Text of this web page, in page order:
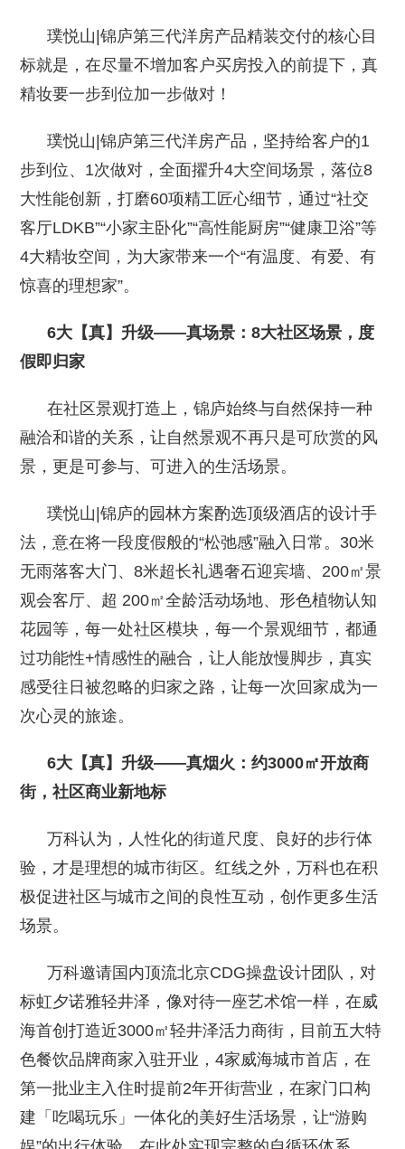
璞悦山|锦庐第三代洋房产品精装交付的核心目
标就是，在尽量不增加客户买房投入的前提下，真
精妆要一步到位加一步做对！
璞悦山|锦庐第三代洋房产品，坚持给客户的1
步到位、1次做对，全面擢升4大空间场景，落位8
大性能创新，打磨60项精工匠心细节，通过“社交
客厅LDKB”“小家主卧化”“高性能厨房”“健康卫浴”等
4大精妆空间，为大家带来一个“有温度、有爱、有
惊喜的理想家”。
6大【真】升级——真场景：8大社区场景，度
假即归家
在社区景观打造上，锦庐始终与自然保持一种
融洽和谐的关系，让自然景观不再只是可欣赏的风
景，更是可参与、可进入的生活场景。
璞悦山|锦庐的园林方案酌选顶级酒店的设计手
法，意在将一段度假般的“松弛感”融入日常。30米
无雨落客大门、8米超长礼遇奢石迎宾墙、200㎡景
观会客厅、超 200㎡全龄活动场地、形色植物认知
花园等，每一处社区模块，每一个景观细节，都通
过功能性+情感性的融合，让人能放慢脚步，真实
感受往日被忽略的归家之路，让每一次回家成为一
次心灵的旅途。
6大【真】升级——真烟火：约3000㎡开放商
街，社区商业新地标
万科认为，人性化的街道尺度、良好的步行体
验，才是理想的城市街区。红线之外，万科也在积
极促进社区与城市之间的良性互动，创作更多生活
场景。
万科邀请国内顶流北京CDG操盘设计团队，对
标虹夕诺雅轻井泽，像对待一座艺术馆一样，在威
海首创打造近3000㎡轻井泽活力商街，目前五大特
色餐饮品牌商家入驻开业，4家威海城市首店，在
第一批业主入住时提前2年开街营业，在家门口构
建「吃喝玩乐」一体化的美好生活场景，让“游购